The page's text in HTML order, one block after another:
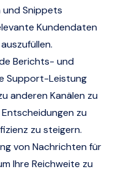
Snippets
Kundendaten
Berichts- und
Support-Leistung
anderen Kanälen zu
zu
zu steigern.
von Nachrichten für
Ihre Reichweite zu